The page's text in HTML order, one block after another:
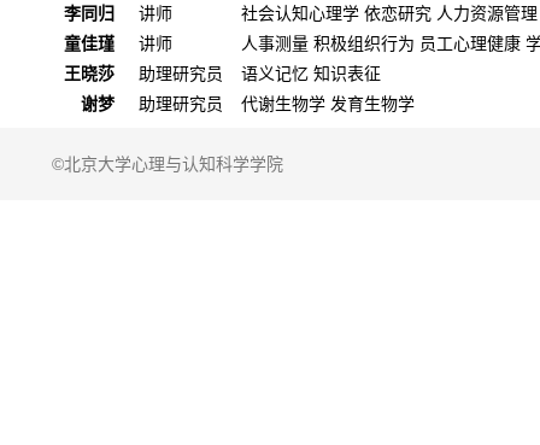
李同归 讲师
社会认知心理学 依恋研究 人力资源管
童佳瑾
讲师
人事测量 积极组织行为 员工心理健康
王晓莎
助理研究员
语义记忆 知识表征
谢梦
助理研究员 代谢生物学 发育生物学
©北京大学心理与认知科学学院